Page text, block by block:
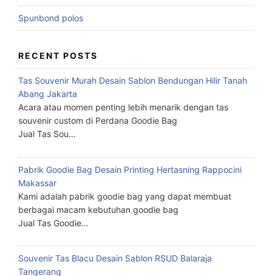
Spunbond polos
RECENT POSTS
Tas Souvenir Murah Desain Sablon Bendungan Hilir Tanah
Abang Jakarta
Acara atau momen penting lebih menarik dengan tas
souvenir custom di Perdana Goodie Bag
Jual Tas Sou…
Pabrik Goodie Bag Desain Printing Hertasning Rappocini
Makassar
Kami adalah pabrik goodie bag yang dapat membuat
berbagai macam kebutuhan goodie bag
Jual Tas Goodie…
Souvenir Tas Blacu Desain Sablon RSUD Balaraja
Tangerang